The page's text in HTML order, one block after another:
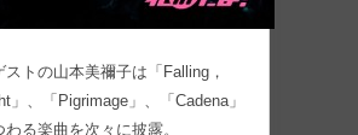
ストの山本美禰子は「Falling，
」、「Pigrimage」、「Cadena」
る楽曲を次々に披露。